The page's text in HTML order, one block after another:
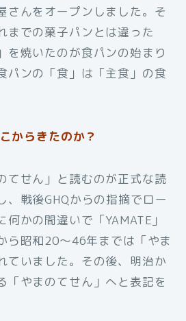
さんをオープンしました。そ
までの菓子パンとは違った
を焼いたのが食パンの始まり
パンの「食」は「主食」の食
からきたのか？
てせん」と読むのが正式な読
、戦後GHQからの指摘でロー
かの間違いで「YAMATE」
ら昭和20〜46年までは「やま
ていました。その後、明治か
「やまのてせん」へと表記を